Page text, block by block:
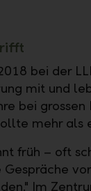
bei der
mit und
bei
mehr als
früh – oft
Gespräche
Im